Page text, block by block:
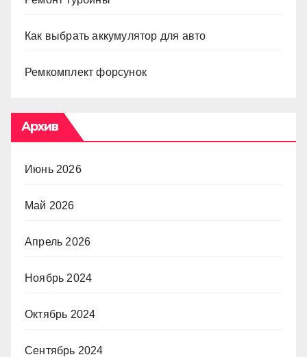
Как выбрать аккумулятор для авто
Ремкомплект форсунок
Архив
Июнь 2026
Май 2026
Апрель 2026
Ноябрь 2024
Октябрь 2024
Сентябрь 2024